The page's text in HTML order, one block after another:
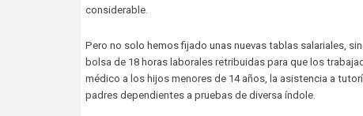
considerable.
Pero no solo hemos fijado unas nuevas tablas salariales,
bolsa de 18 horas laborales retribuidas para que los
médico a los hijos menores de 14 años, la asistencia a
padres dependientes a pruebas de diversa índole.